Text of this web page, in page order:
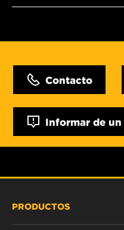
Contacto
Informar de
PRODUCTOS